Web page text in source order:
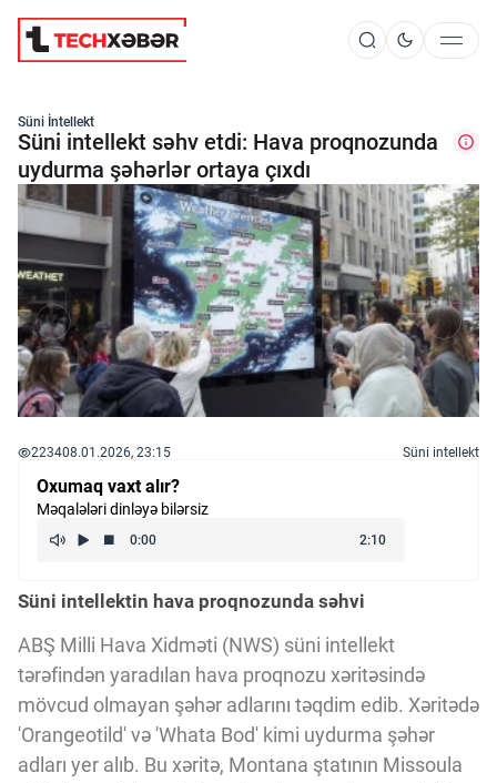
Süni İntellekt
Elm və Kosmos
Texnoloji İnkişaf
İnnovasiya və Startaplar
Robot və Cihazlar
Kriptovalyuta
ÇƏRƏZLƏR SİYASƏTİ
İSTIFADƏ ŞƏRTLƏRİ
MƏXFİLİK SİYASƏTİ
Süni İntellekt
Süni intellekt səhv etdi: Hava proqnozunda
uydurma şəhərlər ortaya çıxdı
223408.01.2026, 23:15 Süni intellekt
Oxumaq vaxt alır?
Məqalələri dinləyə bilərsiz
Süni intellektin hava proqnozunda səhvi
ABŞ Milli Hava Xidməti (NWS) süni intellekt
tərəfindən yaradılan hava proqnozu xəritəsində
mövcud olmayan şəhər adlarını təqdim edib. Xəritədə
'Orangeotild' və 'Whata Bod' kimi uydurma şəhər
adları yer alıb. Bu xəritə, Montana ştatının Missoula